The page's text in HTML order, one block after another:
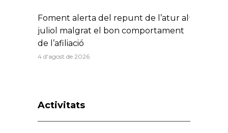
Foment alerta del repunt de l’atur al
juliol malgrat el bon comportament
de l’afiliació
4 d'agost de 2026
Activitats